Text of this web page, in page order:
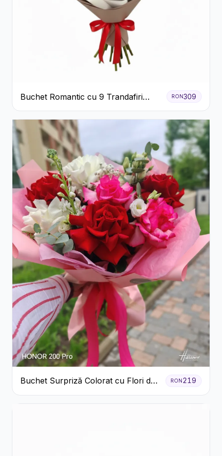
Buchet Romantic cu 9 Trandafiri
Roșii
RON309
Buchet Surpriză Colorat cu Flori de
Sezon
RON219